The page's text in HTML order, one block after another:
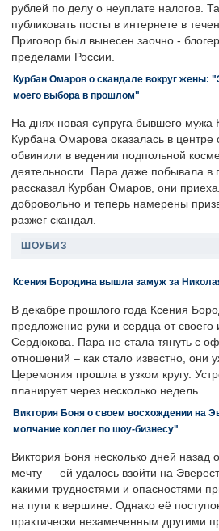
рублей по делу о неуплате налогов.
публиковать посты в интернете в
Приговор был вынесен заочно -
пределами России.
Курбан Омаров о скандале вокруг жены:
моего выбора в прошлом"
На днях новая супруга бывшего мужа
Курбана Омарова оказалась в центре
обвинили в ведении подпольной
деятельности. Пара даже побывала в
рассказал Курбан Омаров, они
добровольно и теперь намерены
разжег скандал.
ШОУБИЗ
Ксения Бородина вышла замуж за
В декабре прошлого года Ксения
предложение руки и сердца от своего
Сердюкова. Пара не стала тянуть с
отношений – как стало известно, они
Церемония прошла в узком кругу.
планирует через несколько недель.
Виктория Боня о своем восхождении на
молчание коллег по шоу-бизнесу"
Виктория Боня несколько дней назад
мечту — ей удалось взойти на
какими трудностями и опасностями
на пути к вершине. Однако её
практически незамеченным другими